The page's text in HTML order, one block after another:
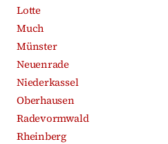
Lotte
Much
Münster
Neuenrade
Niederkassel
Oberhausen
Radevormwald
Rheinberg